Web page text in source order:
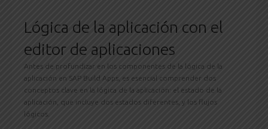
Lógica de la aplicación con el
editor de aplicaciones
Antes de profundizar en los componentes de la lógica de la
aplicación en SAP Build Apps, es esencial comprender dos
conceptos clave en la lógica de la aplicación: el estado de la
aplicación, que incluye dos estados diferentes, y los flujos
lógicos.